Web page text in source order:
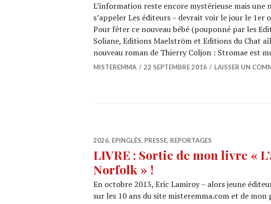
L’information reste encore mystérieuse mais
s’appeler Les éditeurs – devrait voir le jour le 1er
Pour fêter ce nouveau bébé (pouponné par les
Soliane, Editions Maelström et Editions du Chat
nouveau roman de Thierry Coljon : Stromae est
MISTEREMMA 22 SEPTEMBRE 2016 LAISSER UN
2026, EPINGLÉS, PRESSE, REPORTAGES
LIVRE : Sortie de mon livre «
Norfolk » !
En octobre 2013, Eric Lamiroy – alors jeune
sur les 10 ans du site misteremma.com et de